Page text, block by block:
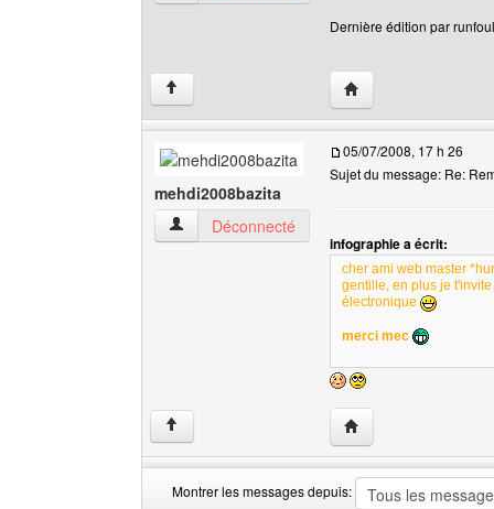
Dernière édition par
↑ Visiter le site web
mehdi2008bazita
mehdi2008bazita Voir le profil de l'utilisateur
Déconnecté
05/07/2008, 17 h 26
Sujet du message: Re:
infographie a écrit:
cher ami web master
gentille, en plus je
électronique
merci mec
↑ Visiter le site web
Montrer les messages depuis: